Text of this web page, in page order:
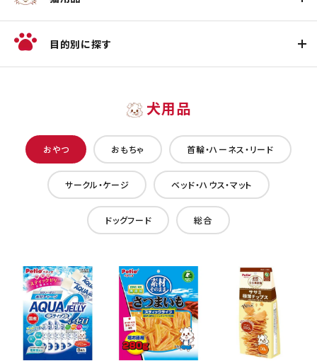
目的別に探す
犬用品
おやつ おもちゃ 首輪・ハーネス・リード
サークル・ケージ ベッド・ハウス・マット
ドッグフード 総合